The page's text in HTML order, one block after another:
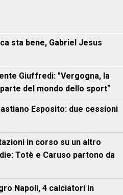
sta bene, Gabriel Jesus
Giuffredi: "Vergogna, la
del mondo dello sport"
Esposito: due cessioni
in corso su un altro
Totè e Caruso partono da
Napoli, 4 calciatori in